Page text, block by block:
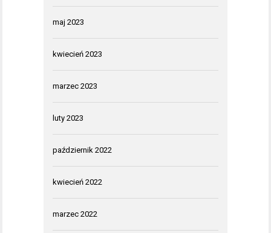
maj 2023
kwiecień 2023
marzec 2023
luty 2023
październik 2022
kwiecień 2022
marzec 2022